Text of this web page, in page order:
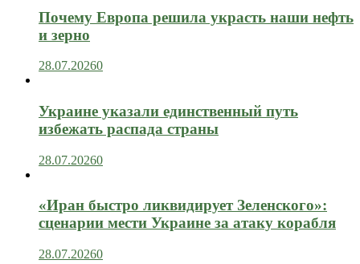
Почему Европа решила украсть наши нефть
и зерно
28.07.20260
Украине указали единственный путь
избежать распада страны
28.07.20260
«Иран быстро ликвидирует Зеленского»:
сценарии мести Украине за атаку корабля
28.07.20260